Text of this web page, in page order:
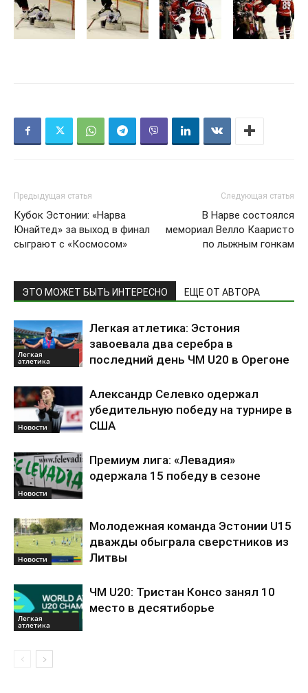
Предыдущая статья
Кубок Эстонии: «Нарва
Юнайтед» за выход в финал
сыграют с «Космосом»
Следующая статья
В Нарве состоялся
мемориал Велло Кааристо
по лыжным гонкам
ЭТО МОЖЕТ БЫТЬ ИНТЕРЕСНО ЕЩЕ ОТ АВТОРА
Легкая
атлетика
Легкая атлетика: Эстония
завоевала два серебра в
последний день ЧМ U20 в Орегоне
Новости
Александр Селевко одержал
убедительную победу на турнире в
США
Новости
Премиум лига: «Левадия»
одержала 15 победу в сезоне
Новости
Молодежная команда Эстонии U15
дважды обыграла сверстников из
Литвы
Легкая
атлетика
ЧМ U20: Тристан Консо занял 10
место в десятиборье